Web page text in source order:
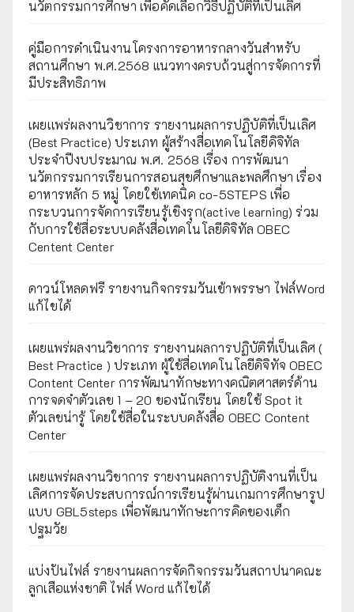
นวัตกรรมการศึกษา เพื่อคัดเลือกวิธีปฏิบัติที่เป็นเลิศ
คู่มือการดำเนินงานโครงการอาหารกลางวันสำหรับ
สถานศึกษา พ.ศ.2568 แนวทางครบถ้วนสู่การจัดการที่
มีประสิทธิภาพ
เผยเเพร่ผลงานวิชาการ รายงานผลการปฏิบัติที่เป็นเลิศ
(Best Practice) ประเภท ผู้สร้างสื่อเทคโนโลยีดิจิทัล
ประจำปีงบประมาณ พ.ศ. 2568 เรื่อง การพัฒนา
นวัตกรรมการเรียนการสอนสุขศึกษาและพลศึกษา เรื่อง
อาหารหลัก 5 หมู่ โดยใช้เทคนิค co-5STEPS เพื่อ
กระบวนการจัดการเรียนรู้เชิงรุก(active learning) ร่วม
กับการใช้สื่อระบบคลังสื่อเทคโนโลยีดิจิทัล OBEC
Centent Center
ดาวน์โหลดฟรี รายงานกิจกรรมวันเข้าพรรษา ไฟล์Word
แก้ไขได้
เผยแพร่ผลงานวิชาการ รายงานผลการปฏิบัติที่เป็นเลิศ (
Best Practice ) ประเภท ผู้ใช้สื่อเทคโนโลยีดิจิทัจ OBEC
Content Center การพัฒนาทักษะทางคณิตศาสตร์ด้าน
การจดจำตัวเลข 1 – 20 ของนักเรียน โดยใช้ Spot it
ตัวเลขน่ารู้ โดยใช้สื่อในระบบคลังสื่อ OBEC Content
Center
เผยแพร่ผลงานวิชาการ รายงานผลการปฏิบัติงานที่เป็น
เลิศการจัดประสบการณ์การเรียนรู้ผ่านเกมการศึกษารูป
แบบ GBL5steps เพื่อพัฒนาทักษะการคิดของเด็ก
ปฐมวัย
แบ่งปันไฟล์ รายงานผลการจัดกิจกรรมวันสถาปนาคณะ
ลูกเสือแห่งชาติ ไฟล์ Word แก้ไขได้